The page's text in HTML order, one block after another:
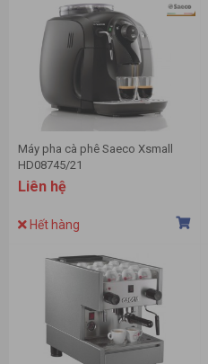
Máy pha cà phê Saeco Xsmall
HD08745/21
Liên hệ
Hết hàng